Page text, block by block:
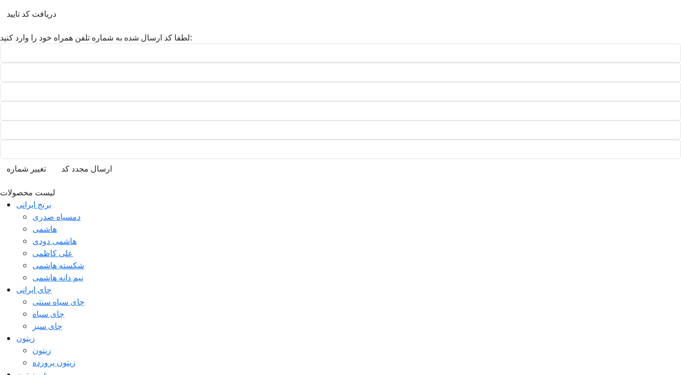
دریافت کد تایید
لطفا کد ارسال شده به شماره تلفن همراه خود را وارد کنید:
تغییر شماره ارسال مجدد کد
لیست محصولات
برنج ایرانی
دمسیاه صدری
هاشمی
هاشمی دودی
علی کاظمی
شکسته هاشمی
نیم دانه هاشمی
چای ایرانی
چای سیاه سنتی
چای سیاه
چای سبز
زیتون
زیتون
زیتون پرورده